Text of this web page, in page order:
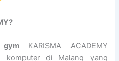
gym KARISMA ACADEMY
komputer di Malang yang